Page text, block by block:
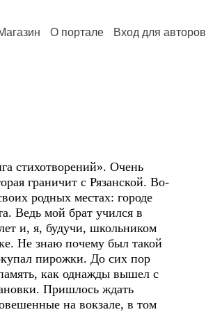
О портале Вход для авторов
стихотворений». Очень
граничит с Рязанской. Во-
родных местах: городе
Ведь мой брат учился в
и, я, будучи, школьником
Не знаю почему был такой
пирожки. До сих пор
как однажды вышел с
Пришлось ждать
на вокзале, в том